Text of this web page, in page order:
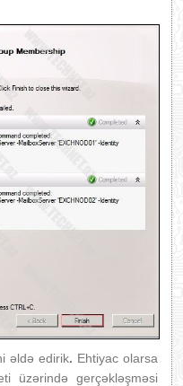
əldə edirik. Ehtiyac olarsa
üzərində gerçəkləşməsi